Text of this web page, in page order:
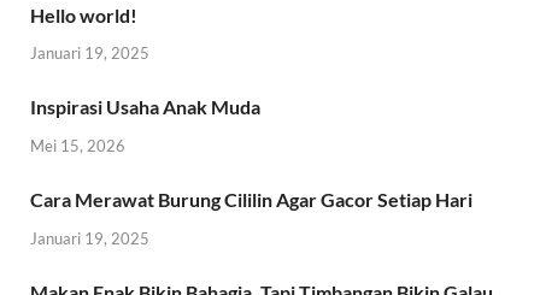
Hello world!
Januari 19, 2025
Inspirasi Usaha Anak Muda
Mei 15, 2026
Cara Merawat Burung Cililin Agar Gacor Setiap Hari
Januari 19, 2025